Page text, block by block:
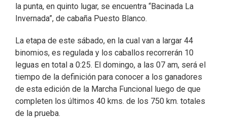
la punta, en quinto lugar, se encuentra “Bacinada La
Invernada”, de cabaña Puesto Blanco.
La etapa de este sábado, en la cual van a largar 44
binomios, es regulada y los caballos recorrerán 10
leguas en total a 0:25. El domingo, a las 07 am, será el
tiempo de la definición para conocer a los ganadores
de esta edición de la Marcha Funcional luego de que
completen los últimos 40 kms. de los 750 km. totales
de la prueba.